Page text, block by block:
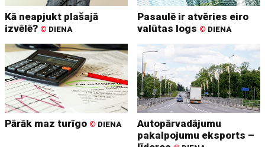
Kā neapjukt plašajā
izvēlē? © DIENA
Pasaulē ir atvēries eiro
valūtas logs © DIENA
Pārāk maz turīgo © DIENA
Autopārvadājumu
pakalpojumu eksports –